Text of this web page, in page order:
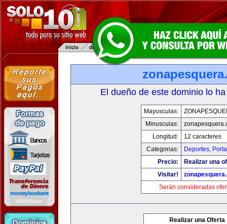
El dueño de este dominio lo
Mayusculas:
Minusculas:
Longitud:
12 caracteres
Categorias:
Deportes,
Precio:
Realizar una
Visitar!
Serán consideradas
Realizar una Oferta